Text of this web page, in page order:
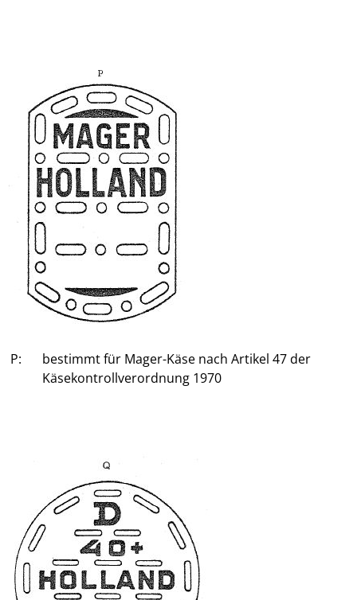
P:
bestimmt für Mager-Käse nach Artikel 47 der
Käsekontrollverordnung 1970